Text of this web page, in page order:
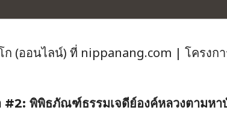
ออนไลน์) ที่ nippanang.com | โครงก
#2: พิพิธภัณฑ์ธรรมเจดีย์องค์หลวงตามหา